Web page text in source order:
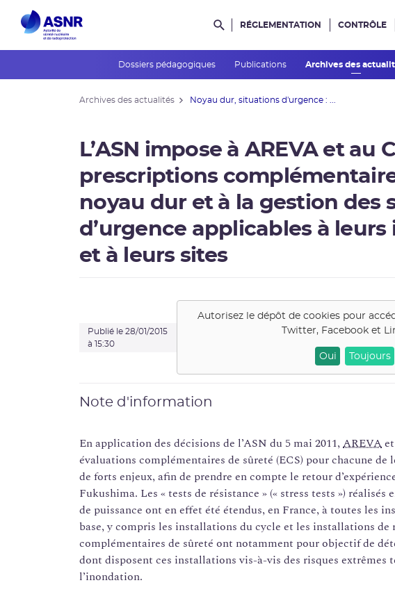
Rechercher dans le site
RÉGLEMENTATION CONTRÔLE
Dossiers pédagogiques Publications Archives des
Archives des actualités Noyau dur, situations d'urgence : ...
L’ASN impose à AREVA et au
prescriptions
noyau dur et à la gestion des
d’urgence applicables à
et à leurs sites
Publié le 28/01/2015
à 15:30
Autorisez le dépôt de cookies pour
Twitter, Facebook et
Oui Toujours
Note d'information
En application des décisions de l’ASN du 5 mai 2011, AREVA
évaluations complémentaires de sûreté (ECS) pour chacune
de forts enjeux, afin de prendre en compte le retour
Fukushima. Les « tests de résistance » (« stress tests ») réalisés
de puissance ont en effet été étendus, en France, à toutes les
base, y compris les installations du cycle et les installations de
complémentaires de sûreté ont notamment pour objectif de
dont disposent ces installations vis-à-vis des risques extrêmes
l’inondation.